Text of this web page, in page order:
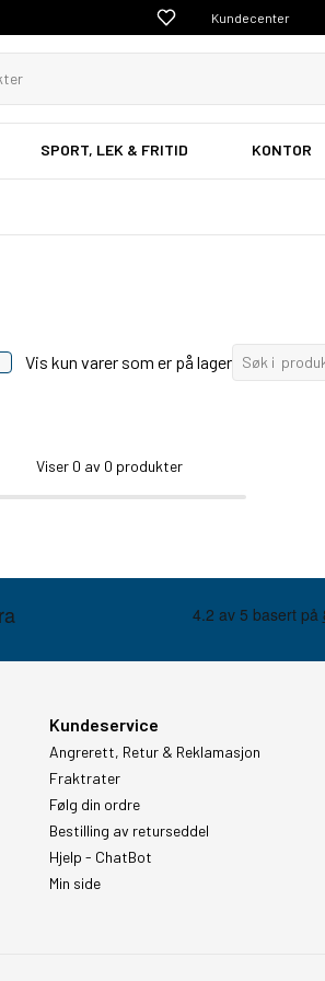
Kundecenter
SPORT, LEK & FRITID KONTOR
Vis kun varer som er på lager
Viser 0 av 0 produkter
Kundeservice
Angrerett, Retur & Reklamasjon
Fraktrater
Følg din ordre
Bestilling av returseddel
Hjelp - ChatBot
Min side